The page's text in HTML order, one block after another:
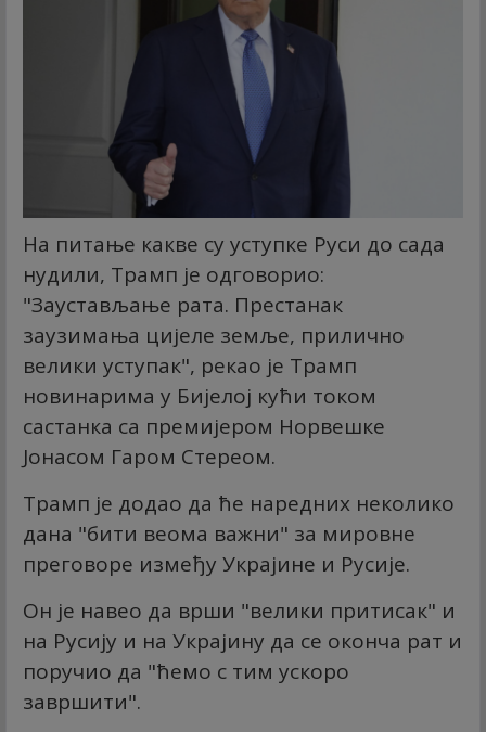
На питање какве су уступке Руси до сада
нудили, Трамп је одговорио:
"Заустављање рата. Престанак
заузимања цијеле земље, прилично
велики уступак", рекао је Трамп
новинарима у Бијелој кући током
састанка са премијером Норвешке
Јонасом Гаром Стереом.
Трамп је додао да ће наредних неколико
дана "бити веома важни" за мировне
преговоре између Украјине и Русије.
Он је навео да врши "велики притисак" и
на Русију и на Украјину да се оконча рат и
поручио да "ћемо с тим ускоро
завршити".